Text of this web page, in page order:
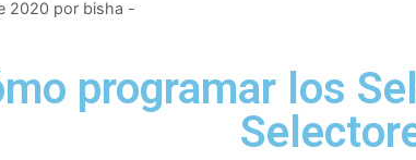
2020 por bisha -
programar los